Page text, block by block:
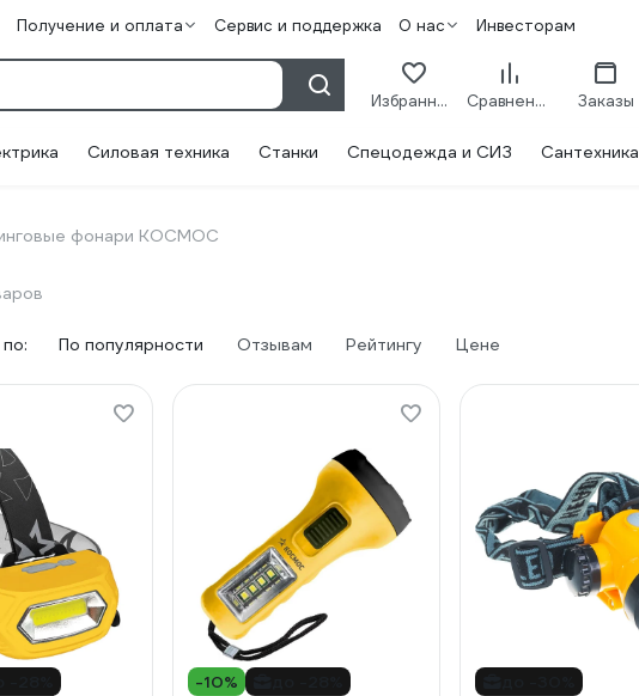
Получение и оплата Сервис и поддержка О нас Инвесторам
Избранное Сравнение Заказы
Силовая техника Станки Спецодежда и СИЗ Сантехника
фонари КОСМОС
По популярности Отзывам Рейтингу Цене
-10%